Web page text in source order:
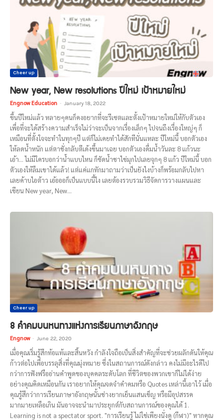
Cheer up
New year, New resolutions ปีใหม่ เป้าหมายใหม่
Engnow Education - January 18, 2022
ขึ้นปีใหม่แล้ว หลายๆคนก็คงอยากที่จะรีเซตและตั้งเป้าหมายใหม่ให้กับตัวเอง
เพื่อที่จะได้สร้างความสำเร็จไม่ว่าจะเป็นจากเรื่องเล็กๆ ไปจนถึงเรื่องใหญ่ๆ ก็
เหมือนที่ตั้งใจจะทำในทุกๆปี แต่ก็ไม่เคยทำได้สักทีนั่นแหละ ปีใหม่นี้ บอกตัวเอง
ให้ลดน้ำหนัก แต่ตาชั่งกลับตีเด้งขึ้นมาเฉย บอกตัวเองดื่มน้ำวันละ 8 แก้วนะ
เอ้า... ไม่มีใครบอกว่าน้ำแบบไหน ก็ซัดน้ำชาไข่มุกไปเลยจุกๆ 8 แก้ว ปีใหม่นี้ บอก
ตัวเองให้ลืมเขาได้แล้ว! แต่แค่แกทักมาถามว่าเป็นยังไงบ้างก็พร้อมกลับไปหา
เลยค้าบไอต้าว เอ้อออก็เป็นแบบนี้ไง เลยต้องรวบรวมวิธีจัดการวางแผนและ
เขียน New year, New...
Cheer up
8 คำคมบนหนทางแห่งการเรียนภาษาอังกฤษ
Engnow - June 22, 2020
เมื่อคุณเริ่มรู้สึกท้อแท้และสิ้นหวัง กำลังใจถือเป็นสิ่งสำคัญที่จะช่วยผลักดันให้คุณ
ก้าวต่อไปเพื่อบรรลุสิ่งที่คุณมุ่งหมาย ซึ่งในสถานการณ์ดังกล่าว คงไม่มีอะไรดีไป
กว่าการฟังฟรืออ่านคำพูดของบุคคลระดับโลก ที่ชีวิตของพวกเขาก็ไม่ได้ง่าย
อย่างคุณคิดเหมือนกัน เราอยากให้คุณจดจำคำคมหรือ Quotes เหล่านี้เอาไว้ เมื่อ
คุณรู้สึกว่าการเรียนภาษาอังกฤษนั้นช่างยากเย็นแสนเข็ญ หรือมีอุปสรรค
มากมายเหลือเกิน มันอาจจะนำมาประยุกต์กับสถานการณ์ของคุณได้ 1.
Learning is not a spectator sport. "การเรียนรู้ ไม่ใช่เพียงนั่งดู (กีฬา)" หากคุณ